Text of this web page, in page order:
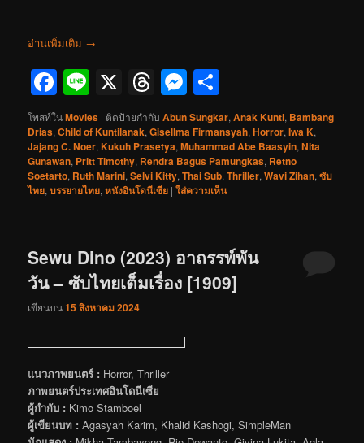
อ่านเพิ่มเติม →
Facebook
Line
X Threads
Messenger
โพสท์ในMovies | ติดป้ายกำกับ Abun Sungkar,Anak Kunti, Bambang
Drias,Child of Kuntilanak,Gisellma Firmansyah,Horror,Iwa K,
Jajang C. Noer,Kukuh Prasetya,Muhammad Abe Baasyin,Nita
Gunawan, Pritt Timothy, Rendra Bagus Pamungkas, Retno
Soetarto, Ruth Marini,Selvi Kitty,Thai Sub,Thriller,Wavi Zihan,ซับ
ไทย,บรรยายไทย,หนังอินโดนีเซีย |ใส่ความเห็น
Sewu Dino (2023) อาถรรพ์พัน
วัน – ซับไทยเต็มเรื่อง [1909]
เขียนบน15 สิงหาคม 2024
แนวภาพยนตร์ : Horror, Thriller
ภาพยนตร์ประเทศอินโดนีเซีย
ผู้กำกับ : Kimo Stamboel
ผู้เขียนบท : Agasyah Karim, Khalid Kashogi, SimpleMan